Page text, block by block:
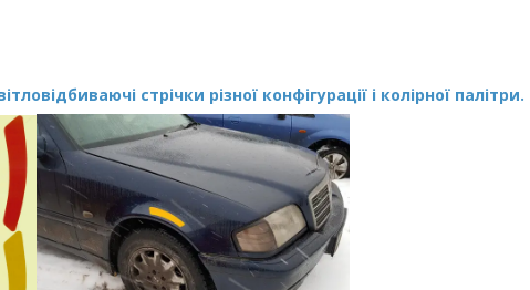
стрічки різної конфігурації і колірної палітри.